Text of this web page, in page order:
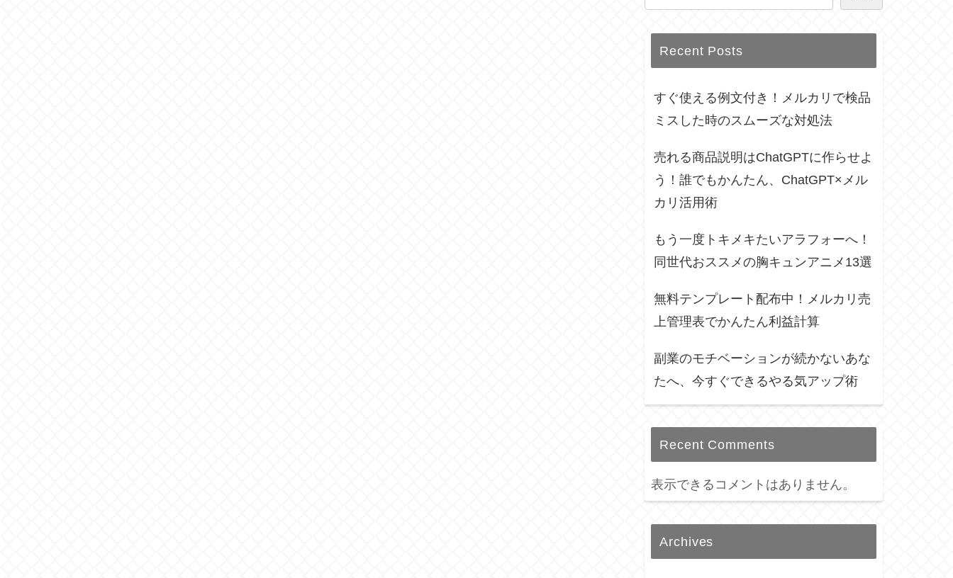
Recent Posts
すぐ使える例文付き！メルカリで検品
ミスした時のスムーズな対処法
売れる商品説明はChatGPTに作らせよ
う！誰でもかんたん、ChatGPT×メル
カリ活用術
もう一度トキメキたいアラフォーへ！
同世代おススメの胸キュンアニメ13選
無料テンプレート配布中！メルカリ売
上管理表でかんたん利益計算
副業のモチベーションが続かないあな
たへ、今すぐできるやる気アップ術
Recent Comments
表示できるコメントはありません。
Archives